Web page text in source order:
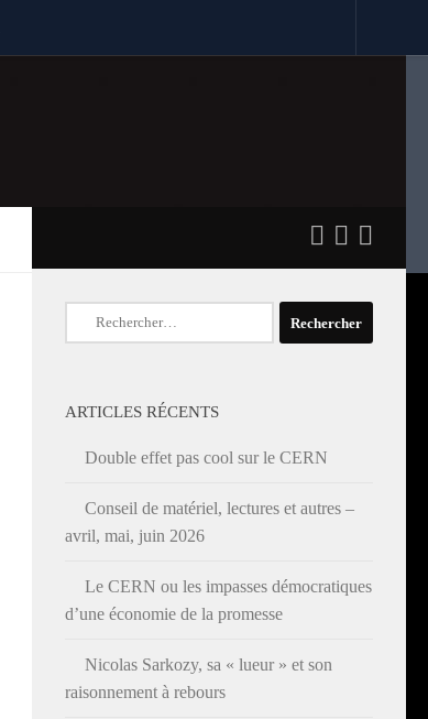
Rechercher :
ARTICLES RÉCENTS
Double effet pas cool sur le CERN
Conseil de matériel, lectures et autres –
avril, mai, juin 2026
Le CERN ou les impasses démocratiques
d’une économie de la promesse
Nicolas Sarkozy, sa « lueur » et son
raisonnement à rebours